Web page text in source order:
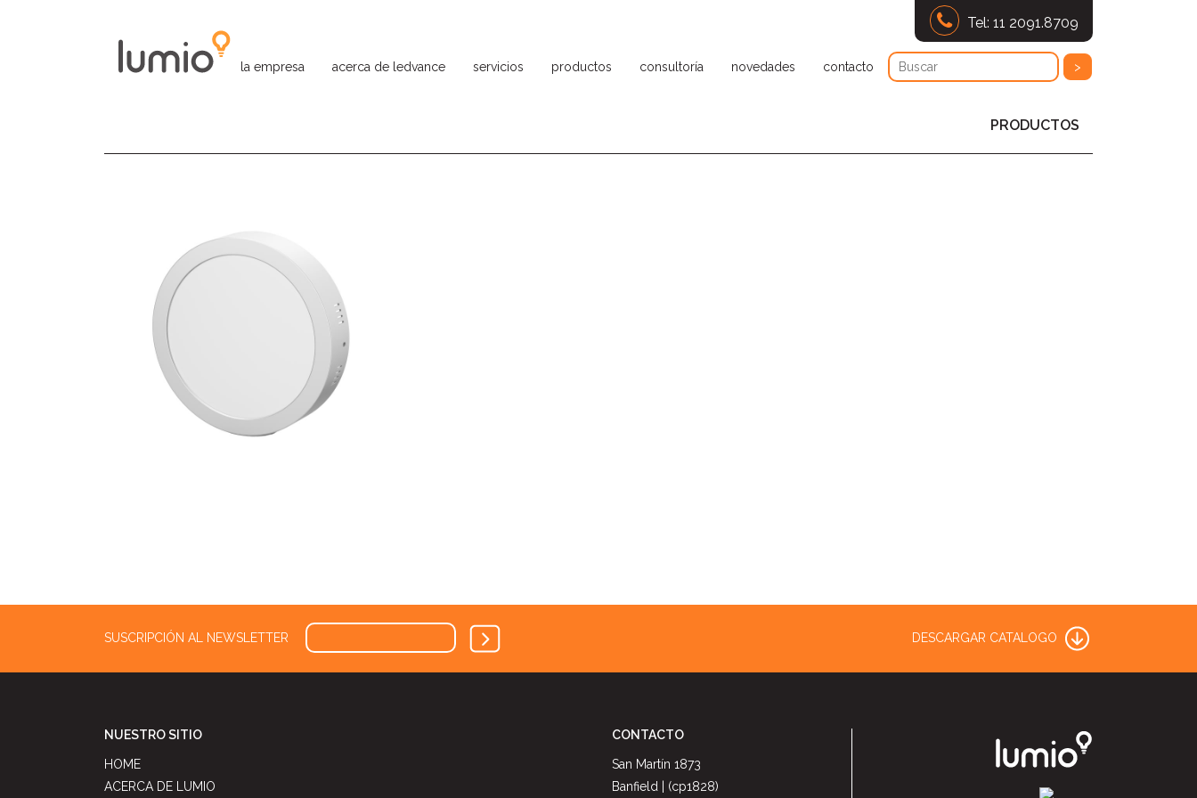
Tel: 11 2091.8709
la empresa acerca de ledvance servicios productos consultoría novedades contacto
PRODUCTOS
SUSCRIPCIÓN AL NEWSLETTER DESCARGAR CATALOGO
NUESTRO SITIO
HOME
ACERCA DE LUMIO
CONTACTO
San Martín 1873
Banfield | (cp1828)